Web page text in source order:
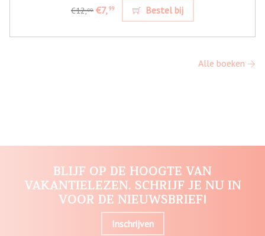
€12,99 €7,99 Bestel bij
Alle boeken
BLIJF OP DE HOOGTE VAN
VAKANTIELEZEN. SCHRIJF JE NU IN
VOOR DE NIEUWSBRIEF!
Inschrijven